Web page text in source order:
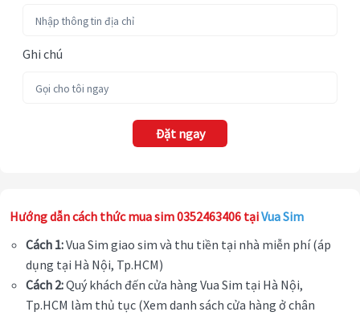
Ghi chú
Đặt ngay
Hướng dẫn cách thức mua sim 0352463406 tạiVua Sim
Cách 1:Vua Sim giao sim và thu tiền tại nhà miễn phí (áp
dụng tại Hà Nội, Tp.HCM)
Cách 2:Quý khách đến cửa hàng Vua Sim tại Hà Nội,
Tp.HCM làm thủ tục (Xem danh sách cửa hàng ở chân